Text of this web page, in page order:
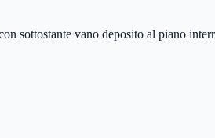
sottostante vano deposito al piano